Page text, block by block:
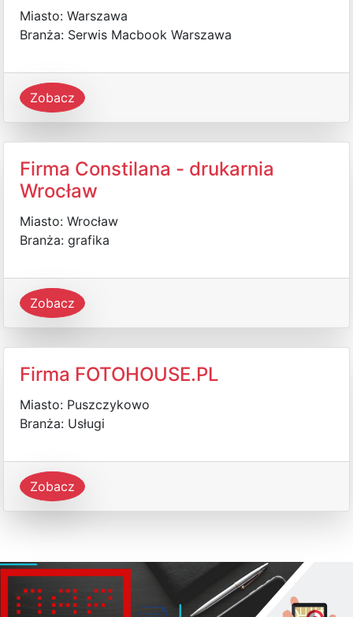
Miasto: Warszawa
Branża: Serwis Macbook Warszawa
Zobacz
Firma Constilana - drukarnia
Wrocław
Miasto: Wrocław
Branża: grafika
Zobacz
Firma FOTOHOUSE.PL
Miasto: Puszczykowo
Branża: Usługi
Zobacz